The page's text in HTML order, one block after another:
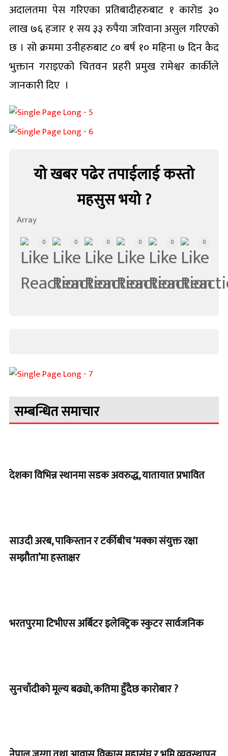
अदालतमा पेस गरिएका प्रतिबादीहरुबाट १ कारोड ३०
लाख ७६ हजार १ सय ३३ रुपैया जरिवाना असुल गरिएको
छ । सो क्रममा उनीहरुबाट ८० बर्ष १० महिना ७ दिन कैद
भुक्तान गराइएको चितवन प्रहरी प्रमुख रामेश्वर कार्कीले
जानकारी दिए ।
यो खबर पढेर तपाईलाई कस्तो
महसुस भयो ?
Array
0 0 0 0 0 0
सम्बन्धित समाचार
देशका विभिन्न स्थानमा सडक अवरुद्ध, यातायात प्रभावित
साउदी अरब, पाकिस्तान र टर्कीबीच ‘मक्का संयुक्त रक्षा
सम्झौता’मा हस्ताक्षर
भरतपुरमा टिभीएस अर्बिटर इलेक्ट्रिक स्कुटर सार्वजनिक
सुनचाँदीको मूल्य बढ्यो, कतिमा हुँदैछ कारोबार ?